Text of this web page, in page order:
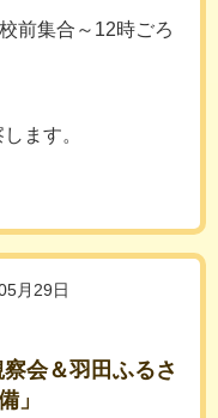
前集合～12時ごろ
ます。
月29日
会＆羽田ふるさ
」